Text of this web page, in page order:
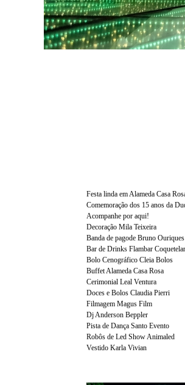
Festa linda em Alameda Casa
Comemoração dos 15 anos da
Acompanhe por aqui!
Decoração Mila Teixeira
Banda de pagode Bruno Ouriques
Bar de Drinks Flambar
Bolo Cenográfico Cleia Bolos
Buffet Alameda Casa Rosa
Cerimonial Leal Ventura
Doces e Bolos Claudia Pierri
Filmagem Magus Film
Dj Anderson Beppler
Pista de Dança Santo Evento
Robôs de Led Show Animaled
Vestido Karla Vivian